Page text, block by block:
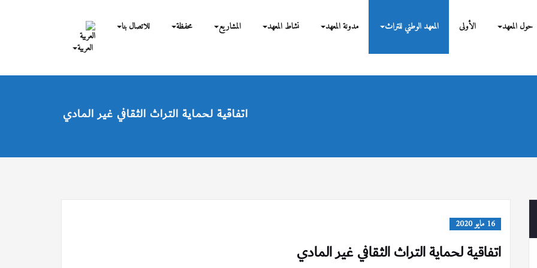
حول المعهد الأولى المعهد الوطني للتراث مدونة المعهد نشاط المعهد المشاريع محفظة
للاتصال بنا
العربية
اتفاقية لحماية التراث الثقافي غير المادي
16 مايو 2020
اتفاقية لحماية التراث الثقافي غير المادي